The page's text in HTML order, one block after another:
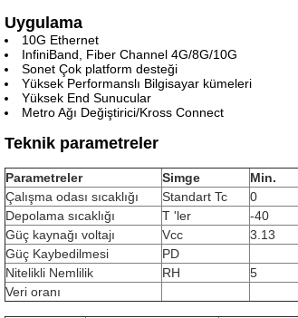
Uygulama
10G Ethernet
InfiniBand, Fiber Channel 4G/8G/10G
Sonet Çok platform desteği
Yüksek Performanslı Bilgisayar kümeleri
Yüksek End Sunucular
Metro Ağı Değiştirici/Kross Connect
Teknik parametreler
Parametreler Simge Min.
Çalışma odası sıcaklığı
Standart Tc 0
Depolama sıcaklığı
T 'ler -40
Güç kaynağı voltajı
Vcc 3.13
Güç Kaybedilmesi
PD
Nitelikli Nemlilik
RH 5
Veri oranı